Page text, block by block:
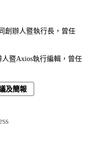
創辦人暨執行長，曾任
暨Axios執行編輯，曾任
及簡報